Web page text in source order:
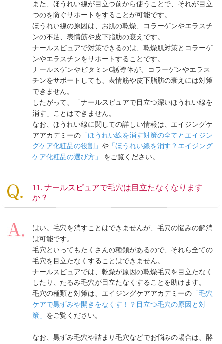
また、ほうれい線が目立つ前から使うことで、それが目立
つのを防ぐサポートをすることが可能です。
ほうれい線の原因は、お肌の乾燥、コラーゲンやエラスチ
ンの不足、表情筋や皮下脂肪の衰えです。
ナールスピュアで対策できるのは、乾燥肌対策とコラーゲ
ンやエラスチンをサポートすることです。
ナールスゲンやビタミンC誘導体が、コラーゲンやエラス
チンをサポートしても、表情筋や皮下脂肪の衰えには対策
できません。
したがって、「ナールスピュアで目立つ深いほうれい線を
消す」ことはできません。
なお、ほうれい線に関しての詳しい情報は、エイジングケ
アアカデミーの 「ほうれい線を消す対策の全てとエイジン
グケア化粧品の役割」 や 「ほうれい線を消す？エイジング
ケア化粧品の選び方」
をご覧ください。
11. ナールスピュアで毛穴は目立たなくなります
か？
はい。毛穴を消すことはできませんが、毛穴の悩みの解消
は可能です。
毛穴といってもたくさんの種類があるので、それら全ての
毛穴を目立たなくすることはできません。
ナールスピュアでは、乾燥が原因の乾燥毛穴を目立たなく
したり、たるみ毛穴が目立たなくすることを助けます。
毛穴の種類と対策は、エイジングケアアカデミーの 「毛穴
ケアで黒ずみや開きをなくす！？目立つ毛穴の原因と対
策」 をご覧ください。
なお、黒ずみ毛穴や詰まり毛穴などでお悩みの場合は、酵